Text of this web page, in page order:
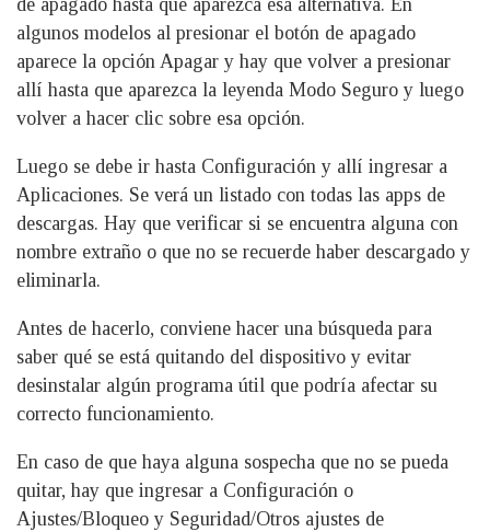
de apagado hasta que aparezca esa alternativa. En
algunos modelos al presionar el botón de apagado
aparece la opción Apagar y hay que volver a presionar
allí hasta que aparezca la leyenda Modo Seguro y luego
volver a hacer clic sobre esa opción.
Luego se debe ir hasta Configuración y allí ingresar a
Aplicaciones. Se verá un listado con todas las apps de
descargas. Hay que verificar si se encuentra alguna con
nombre extraño o que no se recuerde haber descargado y
eliminarla.
Antes de hacerlo, conviene hacer una búsqueda para
saber qué se está quitando del dispositivo y evitar
desinstalar algún programa útil que podría afectar su
correcto funcionamiento.
En caso de que haya alguna sospecha que no se pueda
quitar, hay que ingresar a Configuración o
Ajustes/Bloqueo y Seguridad/Otros ajustes de